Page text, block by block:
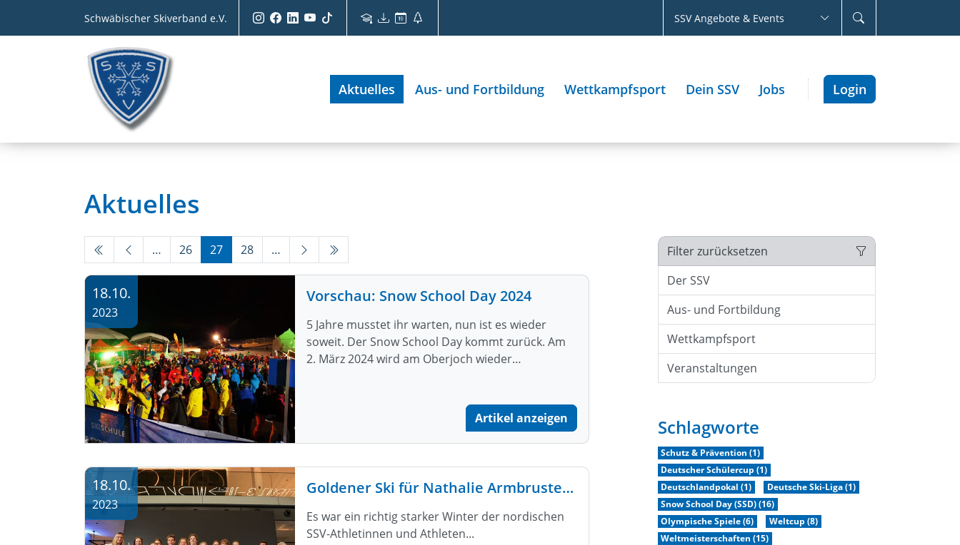
Schwäbischer Skiverband e.V. SSV Angebote & Events
Aktuelles Aus- und Fortbildung Wettkampfsport Dein SSV Jobs Login
Aktuelles
… 26 27 28 …
Vorschau: Snow School Day 2024
5 Jahre musstet ihr warten, nun ist es wieder
soweit. Der Snow School Day kommt zurück. Am
2. März 2024 wird am Oberjoch wieder…
Artikel anzeigen
18.10.
2023
Goldener Ski für Nathalie Armbruster und Friedrich Moch
Es war ein richtig starker Winter der nordischen
SSV-Athletinnen und Athleten...
18.10.
2023
Filter zurücksetzen
Der SSV
Aus- und Fortbildung
Wettkampfsport
Veranstaltungen
Schlagworte
Schutz & Prävention (1)
Deutscher Schülercup (1)
Deutschlandpokal (1)
Deutsche Ski-Liga (1)
Snow School Day (SSD) (16)
Olympische Spiele (6)
Weltcup (8)
Weltmeisterschaften (15)